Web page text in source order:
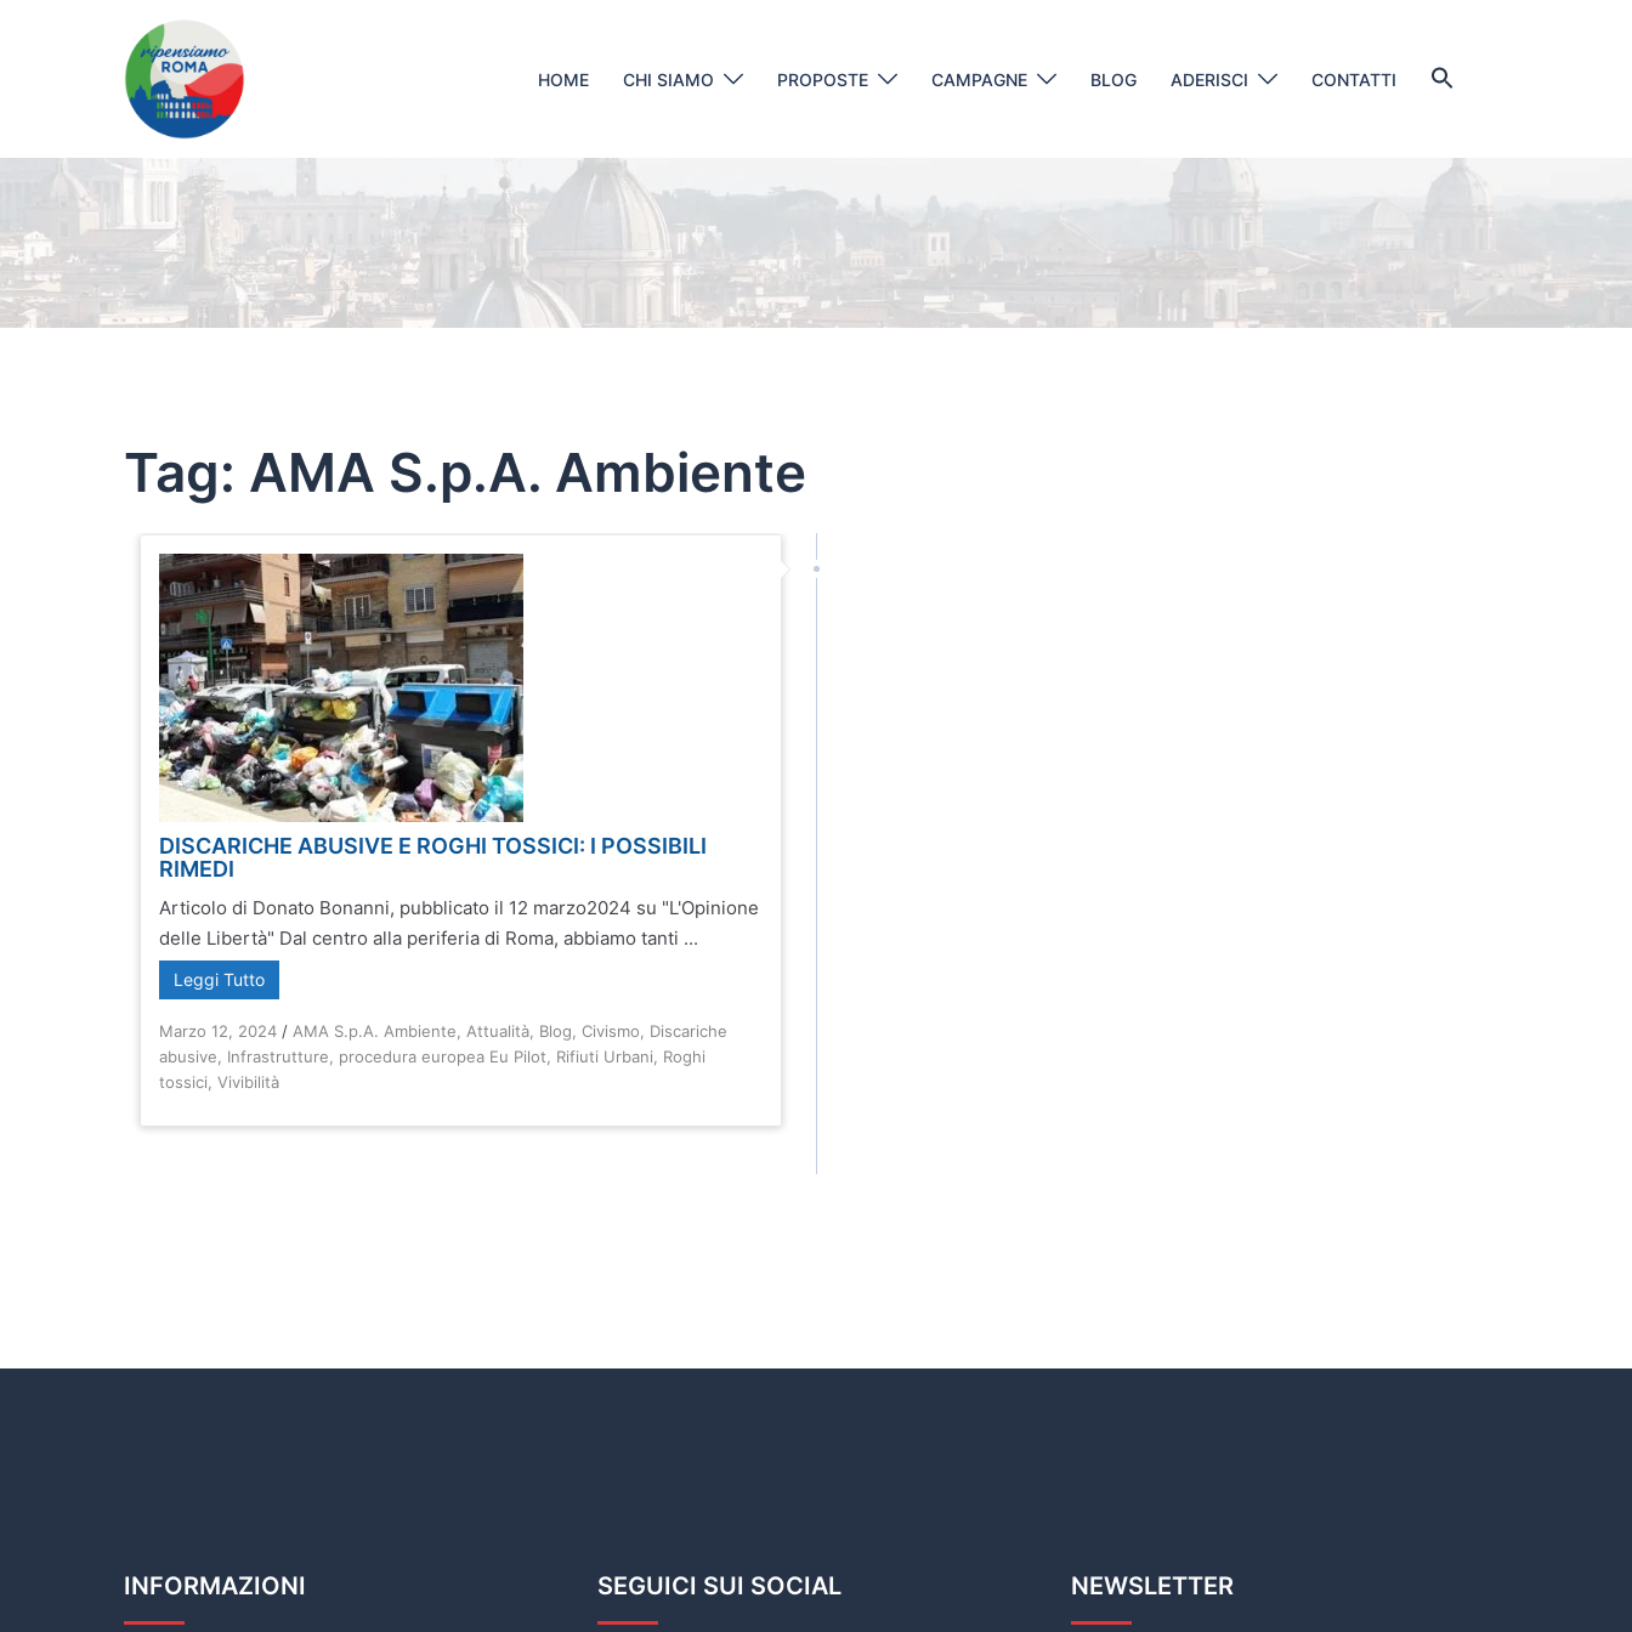
HOME CHI SIAMO PROPOSTE CAMPAGNE BLOG ADERISCI CONTATTI
Tag: AMA S.p.A. Ambiente
DISCARICHE ABUSIVE E ROGHI TOSSICI: I POSSIBILI
RIMEDI
Articolo di Donato Bonanni, pubblicato il 12 marzo2024 su "L'Opinione
delle Libertà" Dal centro alla periferia di Roma, abbiamo tanti ...
Leggi Tutto
Marzo 12, 2024 / AMA S.p.A. Ambiente Attualità Blog ,Civismo
Discariche
abusive
Infrastrutture procedura europea Eu Pilot Rifiuti Urbani
Roghi
tossici ,Vivibilità
INFORMAZIONI SEGUICI SUI SOCIAL NEWSLETTER